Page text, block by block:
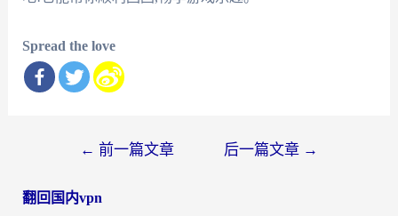
Spread the love
导
← 前一篇文章 后一篇文章 →
翻回国内vpn